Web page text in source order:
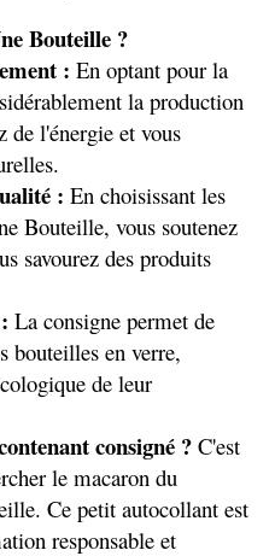
Bouteille ?
: En optant pour la
la production
de l'énergie et vous
: En choisissant les
Bouteille, vous soutenez
savourez des produits
La consigne permet de
bouteilles en verre,
de leur
consigné ? C'est
le macaron du
Ce petit autocollant est
responsable et